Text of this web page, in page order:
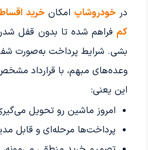
در خودروشاپ امکانخرید
کم فراهم شده تا بدون قفل
بشی. شرایط پرداخت به‌صورت
وعده‌های مبهم، با قرارداد
این یعنی:
امروز ماشین رو تحویل
پرداخت‌ها مرحله‌ای و قابل